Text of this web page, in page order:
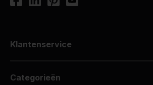
Klantenservice
Categorieën